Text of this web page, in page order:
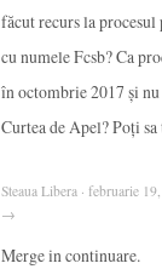
făcut recurs la
cu numele Fcsb? Ca
în octombrie 2017 și
Curtea de Apel? Poți
Steaua Libera · februarie
→
Merge in continuare.